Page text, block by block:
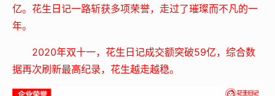
亿。花生日记一路斩获多项荣誉，走过了璀璨而不凡的一
年。
2020年双十一，花生日记成交额突破59亿，综合数
据再次刷新最高纪录，花生越走越稳。